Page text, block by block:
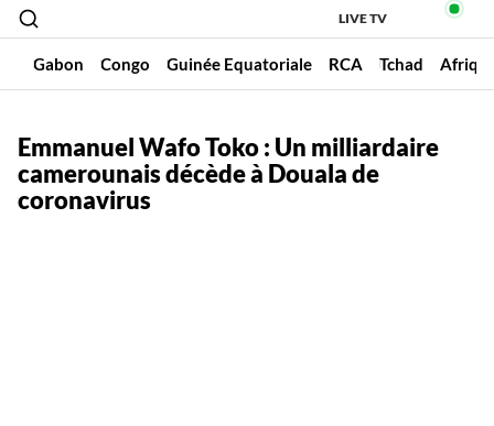
LIVE TV
Gabon Congo Guinée Equatoriale RCA Tchad
Emmanuel Wafo Toko : Un milliardaire
camerounais décède à Douala de
coronavirus